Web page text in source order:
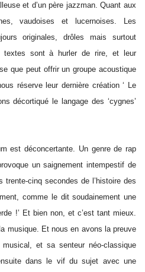
et d’un père jazzman. Quant aux
vaudoises et lucernoises. Les
originales, drôles mais surtout
textes sont à hurler de rire, et leur
que peut offrir un groupe acoustique
réserve leur dernière création ‘ Le
décortiqué le langage des ‘cygnes’
est déconcertante. Un genre de rap
un saignement intempestif de
trente-cinq secondes de l’histoire des
comme le dit soudainement une
!’ Et bien non, et c’est tant mieux.
musique. Et nous en avons la preuve
et sa senteur néo-classique
dans le vif du sujet avec une